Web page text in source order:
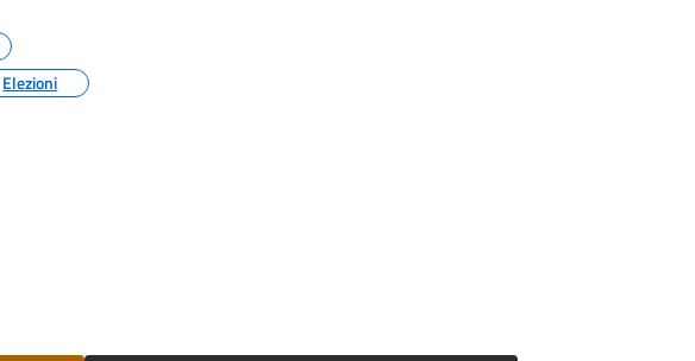
Elezioni